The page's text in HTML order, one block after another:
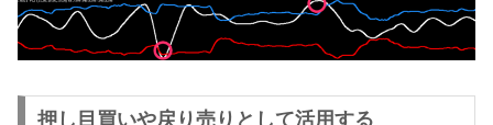
押し目買いや戻り売りとして活用する